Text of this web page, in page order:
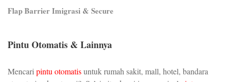
Flap Barrier Imigrasi & Secure
Pintu Otomatis & Lainnya
Mencari pintu otomatisuntuk rumah sakit, mall, hotel, bandara